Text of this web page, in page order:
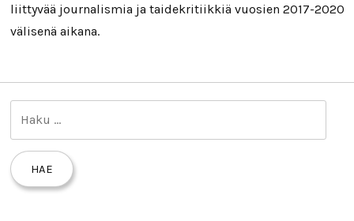
liittyvää journalismia ja taidekritiikkiä vuosien 2017-2020
välisenä aikana.
k
u